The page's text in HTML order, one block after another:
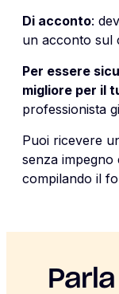
Di acconto:
un acconto sul
Per essere
migliore per il
professionista
Puoi ricevere
senza
compilando il